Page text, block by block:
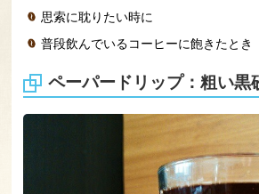
思索に耽りたい時に
普段飲んでいるコーヒーに飽きたとき
ペーパードリップ：粗い黒